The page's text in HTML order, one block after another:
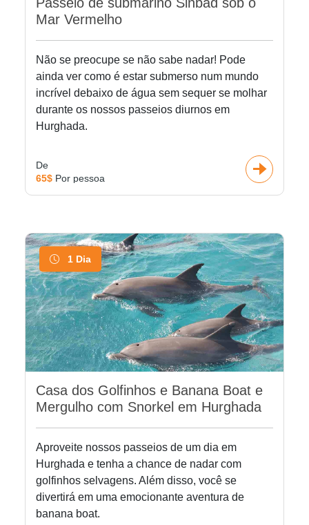
Mar Vermelho
Não se preocupe se não sabe nadar! Pode
ainda ver como é estar submerso num mundo
incrível debaixo de água sem sequer se molhar
durante os nossos passeios diurnos em
Hurghada.
De
65$ Por pessoa
1 Dia
Casa dos Golfinhos e Banana Boat e
Mergulho com Snorkel em Hurghada
Aproveite nossos passeios de um dia em
Hurghada e tenha a chance de nadar com
golfinhos selvagens. Além disso, você se
divertirá em uma emocionante aventura de
banana boat.